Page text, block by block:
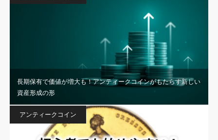
長期保有で価値が増大も！アンティークコインがもたらす新しい
資産形成の形
アンティークコイン